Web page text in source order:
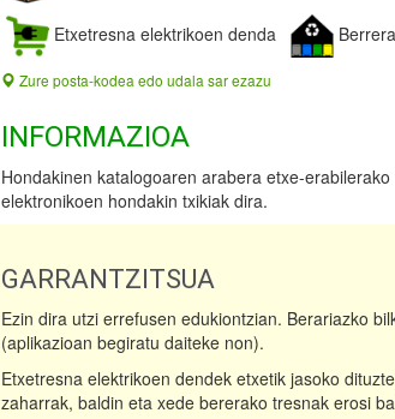
Etxetresna elektrikoen denda
Zure posta-kodea edo udala sar ezazu
INFORMAZIOA
Hondakinen katalogoaren arabera etxe-
elektronikoen hondakin txikiak dira.
GARRANTZITSUA
Ezin dira utzi errefusen edukiontzian. Berariazko
(aplikazioan begiratu daiteke non).
Etxetresna elektrikoen dendek etxetik jasoko
zaharrak, baldin eta xede bererako tresnak erosi